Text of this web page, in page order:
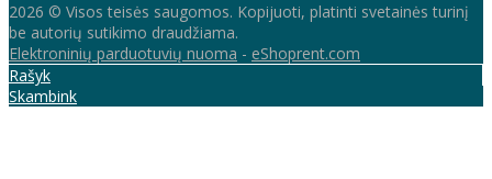
2026 © Visos teisės saugomos. Kopijuoti, platinti svetainės turinį
be autorių sutikimo draudžiama.
Elektroninių parduotuvių nuoma - eShoprent.com
Rašyk
Skambink